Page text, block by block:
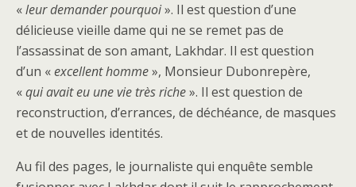
«leur demander pourquoi». Il est question d’une
délicieuse vieille dame qui ne se remet pas de
l’assassinat de son amant, Lakhdar. Il est question
d’un «excellent homme», Monsieur Dubonrepère,
«qui avait eu une vie très riche». Il est question de
reconstruction, d’errances, de déchéance, de masques
et de nouvelles identités.
Au fil des pages, le journaliste qui enquête semble